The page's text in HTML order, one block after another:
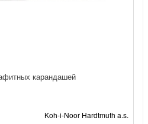
карандашей
Koh-i-Noor Hardtmuth a.s.